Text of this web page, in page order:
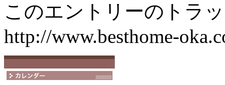
このエントリーのトラ
http://www.besthome-